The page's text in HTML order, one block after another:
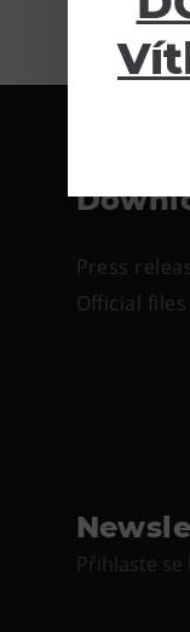
Press
Official files
Přihlaste